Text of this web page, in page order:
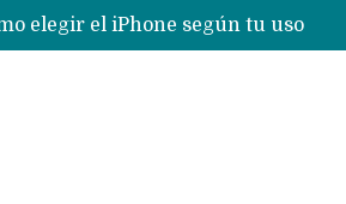
elegir el iPhone según tu uso